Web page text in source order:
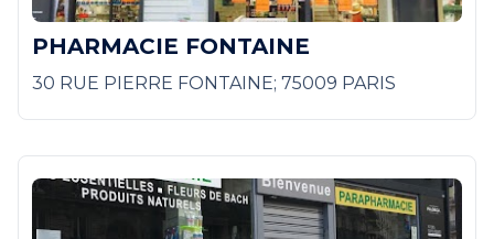
PHARMACIE FONTAINE
30 RUE PIERRE FONTAINE; 75009 PARIS